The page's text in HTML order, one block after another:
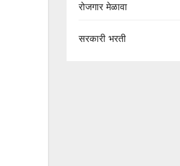
रोजगार मेळावा
सरकारी भरती